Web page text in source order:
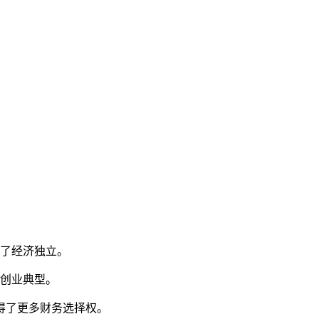
经济独立。
业典型。
更多财务选择权。